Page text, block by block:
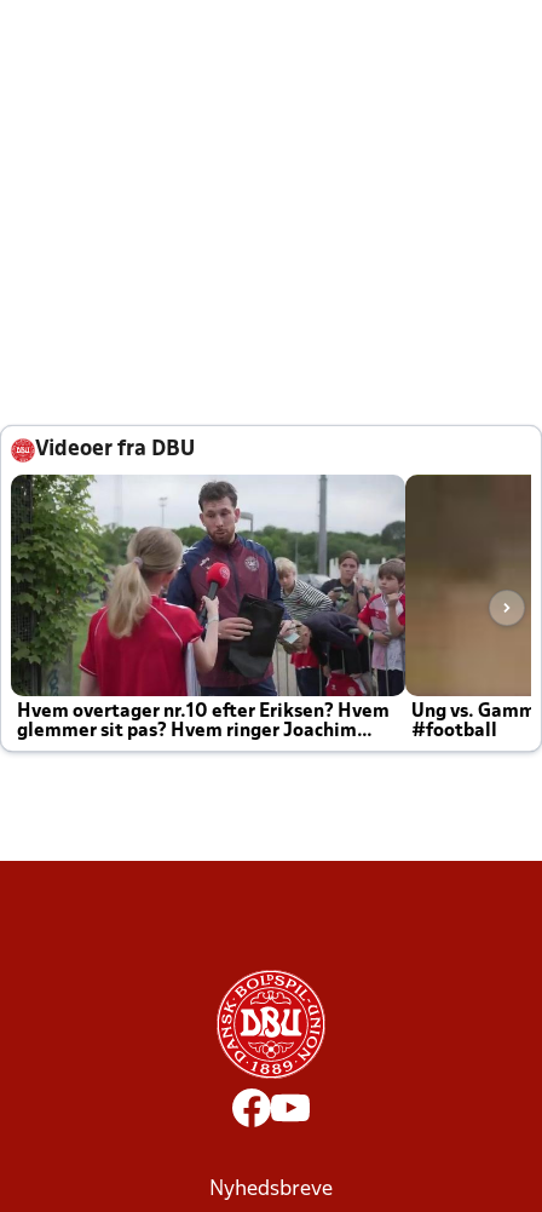
Videoer fra DBU
Hvem overtager nr.10 efter Eriksen? Hvem
glemmer sit pas? Hvem ringer Joachim
altid til efter kampe?
Ung vs.
#football
Nyhedsbreve